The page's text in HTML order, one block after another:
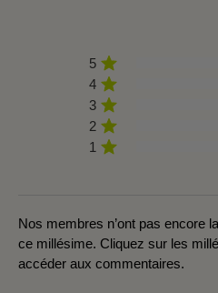
5
4
3
2
1
Nos membres n’ont pas encore
ce millésime. Cliquez sur les
accéder aux commentaires.